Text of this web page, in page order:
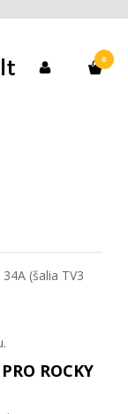
0
atsarginės dalys
PRO
(šalia TV3
ROCKY